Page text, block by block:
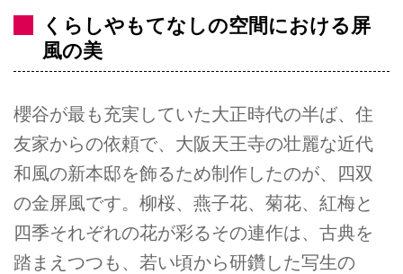
くらしやもてなしの空間における屏
風の美
櫻谷が最も充実していた大正時代の半ば、住
友家からの依頼で、大阪天王寺の壮麗な近代
和風の新本邸を飾るため制作したのが、四双
の金屏風です。柳桜、燕子花、菊花、紅梅と
四季それぞれの花が彩るその連作は、古典を
踏まえつつも、若い頃から研鑽した写生の